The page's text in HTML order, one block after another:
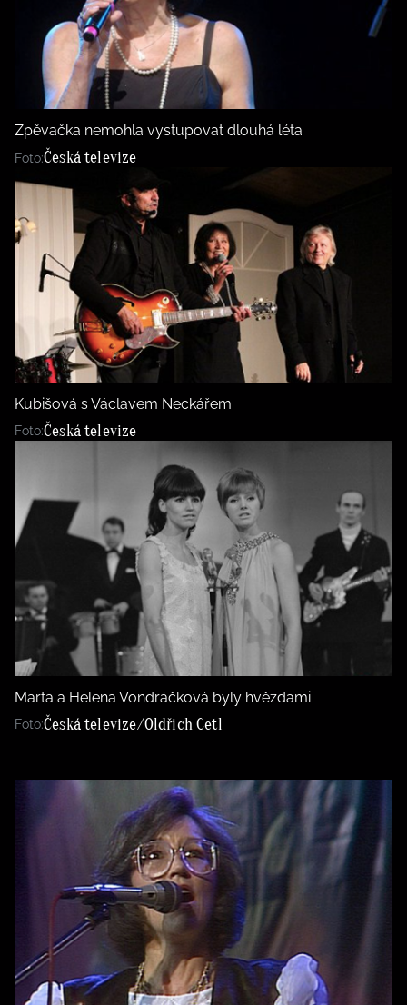
Zpěvačka nemohla vystupovat dlouhá léta
Foto:Česká televize
Kubišová s Václavem Neckářem
Foto:Česká televize
Marta a Helena Vondráčková byly hvězdami
Foto:Česká televize/Oldřich Cetl